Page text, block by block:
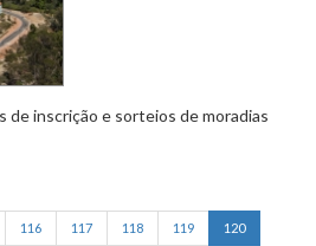
de inscrição e sorteios de moradias
116 117 118 119 120